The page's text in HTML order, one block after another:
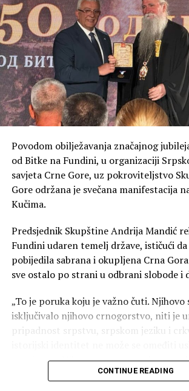
Povodom obilježavanja značajnog
od Bitke na Fundini, u organizaciji
savjeta Crne Gore, uz pokroviteljstvo
Gore održana je svečana manifestacija
Kučima.
Predsjednik Skupštine Andrija Mandić
Fundini udaren temelj države, ističući
pobijedila sabrana i okupljena Crna
sve ostalo po strani u odbrani slobode i
„To je poruka koju je važno čuti.
isključivalo njihovo crnogorstvo, niti je
pripadnost srpstvu, srpskom jeziku i
granicama. Niko nema monopol na
Srpstvo u Crnoj Gori nije uvezeno sa
CONTINUE READING